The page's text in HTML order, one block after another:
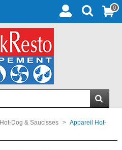
0
Hot-Dog & Saucisses > Appareil Hot-